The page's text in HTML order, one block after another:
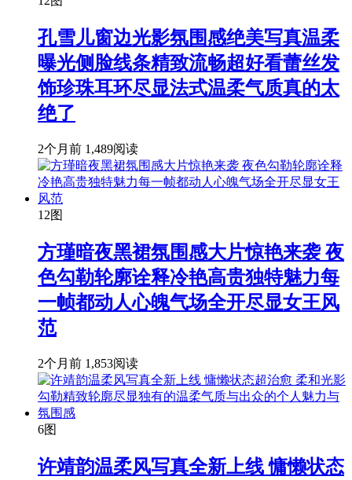
孔雪儿窗边光影氛围感绝美写真温柔
曝光侧脸线条精致流畅超好看蕾丝发
饰珍珠耳环尽显法式温柔气质真的太
绝了
2个月前 1,489阅读
12图
方瑾暗夜黑裙氛围感大片惊艳来袭 夜
色勾勒轮廓诠释冷艳高贵独特魅力每
一帧都动人心魄气场全开尽显女王风
范
2个月前 1,853阅读
6图
许靖韵温柔风写真全新上线 慵懒状态